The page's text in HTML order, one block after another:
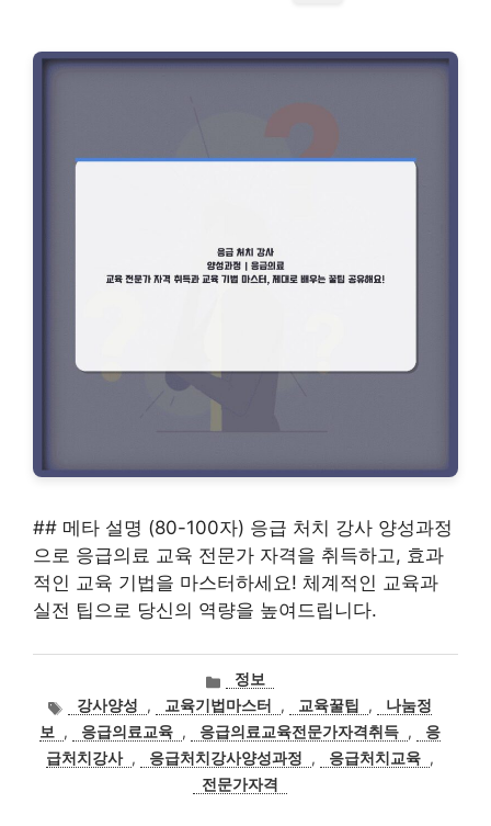
## 메타 설명 (80-100자) 응급 처치 강사 양성과정
으로 응급의료 교육 전문가 자격을 취득하고, 효과
적인 교육 기법을 마스터하세요! 체계적인 교육과
실전 팁으로 당신의 역량을 높여드립니다.
카
테
고
리
정보
태강사양성 , 교육기법마스터 , 교육꿀팁 ,
나눔정
보
, 응급의료교육 , 응급의료교육전문가자격취득 ,
응
급처치강사 , 응급처치강사양성과정 , 응급처치교육 ,
전문가자격